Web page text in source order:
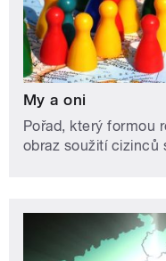
My a oni
Pořad, který formou
obraz soužití cizinců